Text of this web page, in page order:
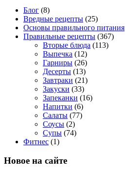
Блог (8)
Вредные рецепты (25)
Основы правильного питания
Правильные рецепты (367)
Вторые блюда (113)
Выпечка (12)
Гарниры (26)
Десерты (13)
Завтраки (21)
Закуски (33)
Запеканки (16)
Напитки (6)
Салаты (77)
Соусы (2)
Супы (74)
Фитнес (1)
Новое на сайте